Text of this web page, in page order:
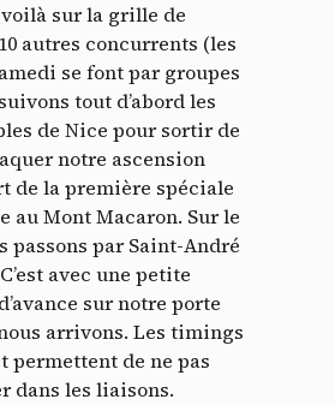
voilà sur la grille de
autres concurrents (les
se font par groupes
tout d’abord les
de Nice pour sortir de
notre ascension
de la première spéciale
au Mont Macaron. Sur le
passons par Saint-André
avec une petite
sur notre porte
arrivons. Les timings
permettent de ne pas
dans les liaisons.